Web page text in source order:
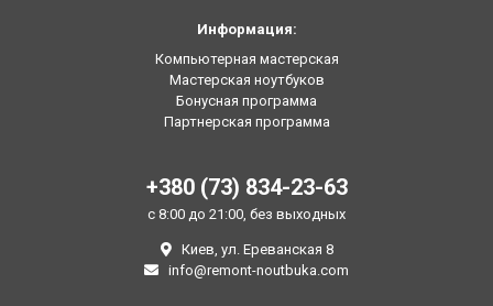
Информация:
Компьютерная мастерская
Мастерская ноутбуков
Бонусная программа
Партнерская программа
+380 (73) 834-23-63
с 8:00 до 21:00, без выходных
Киев, ул. Ереванская 8
info@remont-noutbuka.com